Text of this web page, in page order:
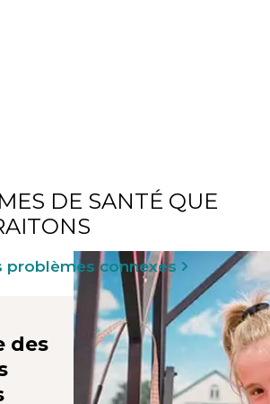
DE SANTÉ QUE
problèmes connexes
des